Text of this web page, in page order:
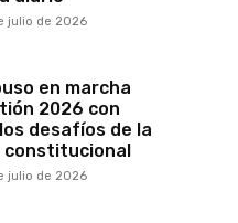
julio de 2026
en marcha
2026 con
desafíos de la
julio de 2026